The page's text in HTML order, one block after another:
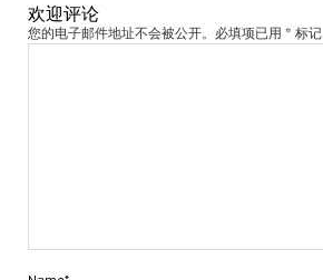
欢迎评论
您的电子邮件地址不会被公开。必填项已用 * 标记